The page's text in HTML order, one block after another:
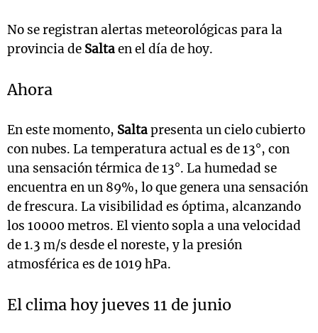
No se registran alertas meteorológicas para la
provincia de Saltaen el día de hoy.
Ahora
En este momento, Saltapresenta un cielo cubierto
con nubes. La temperatura actual es de 13°, con
una sensación térmica de 13°. La humedad se
encuentra en un 89%, lo que genera una sensación
de frescura. La visibilidad es óptima, alcanzando
los 10000 metros. El viento sopla a una velocidad
de 1.3 m/s desde el noreste, y la presión
atmosférica es de 1019 hPa.
El clima hoy jueves 11 de junio